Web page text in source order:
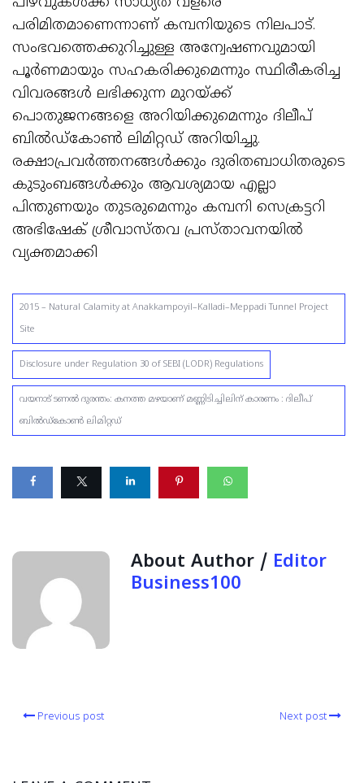
പരിമിതമാണെന്നാണ് കമ്പനിയുടെ നിലപാട്.
സംഭവത്തെക്കുറിച്ചുള്ള അന്വേഷണവുമായി
പൂർണമായും സഹകരിക്കുമെന്നും സ്ഥിരീകരിച്ച
വിവരങ്ങൾ ലഭിക്കുന്ന മുറയ്ക്ക്
പൊതുജനങ്ങളെ അറിയിക്കുമെന്നും ദിലീപ്
ബിൽഡ്കോൺ ലിമിറ്റഡ് അറിയിച്ചു.
രക്ഷാപ്രവർത്തനങ്ങൾക്കും ദുരിതബാധിതരുടെ
കുടുംബങ്ങൾക്കും ആവശ്യമായ എല്ലാ
പിന്തുണയും തുടരുമെന്നും കമ്പനി സെക്രട്ടറി
അഭിഷേക് ശ്രീവാസ്തവ പ്രസ്താവനയിൽ
വ്യക്തമാക്കി
2015 – Natural Calamity at Anakkampoyil–Kalladi–Meppadi Tunnel Project
Site
Disclosure under Regulation 30 of SEBI (LODR) Regulations
വയനാട് ടണൽ ദുരന്തം: കനത്ത മഴയാണ് മണ്ണിടിച്ചിലിന് കാരണം : ദിലീപ്
ബിൽഡ്കോൺ ലിമിറ്റഡ്
About Author / Editor
Business100
Previous post Next post